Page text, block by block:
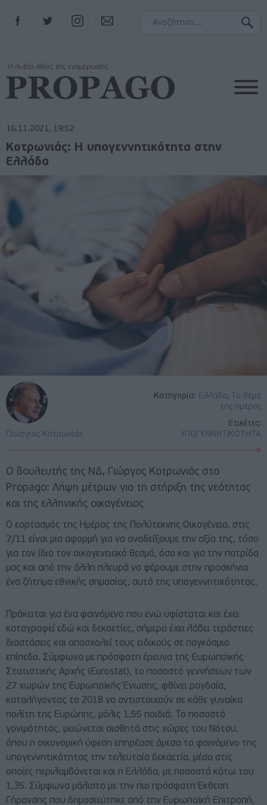
Instagram
16.11.2021, 19:52
Κατηγορία: Ελλάδα,
Το θέμα
της ημέρας
Ετικέτες:
ΥΠΟΓΕΝΝΗΤΙΚΟΤΗΤΑ
Γεώργιος Κοτρωνιάς
Κοτρωνιάς: Η υπογεννητικότητα στην
Ελλάδα
Ο βουλευτής της ΝΔ, Γιώργος Κοτρωνιάς στο
Propago: Λήψη μέτρων για τη στήριξη της νεότητας
και της ελληνικής οικογένειας
Ο εορτασμός της Ημέρας της Πολύτεκνης Οικογένεια, στις
7/11 είναι μια αφορμή για να αναδείξουμε την αξία της, τόσο
για τον ίδιο τον οικογενειακό θεσμό, όσο και για την πατρίδα
μας και από την άλλη πλευρά να φέρουμε στην προσκήνιο
ένα ζήτημα εθνικής σημασίας, αυτό της υπογεννητικότητας.
Πρόκειται για ένα φαινόμενο που ενώ υφίσταται και έχει
καταγραφεί εδώ και δεκαετίες, σήμερα έχει λάβει τεράστιες
διαστάσεις και απασχολεί τους ειδικούς σε παγκόσμιο
επίπεδο. Σύμφωνα με πρόσφατη έρευνα της Ευρωπαϊκής
Στατιστικής Αρχής (Eurostat), το ποσοστό γεννήσεων των
27 χωρών της Ευρωπαϊκής Ένωσης, φθίνει ραγδαία,
καταλήγοντας το 2018 να αντιστοιχούν σε κάθε γυναίκα
πολίτη της Ευρώπης, μόλις 1,55 παιδιά. Το ποσοστό
γονιμότητας, μειώνεται αισθητά στις χώρες του Νότου,
όπου η οικονομική ύφεση επηρέασε άμεσα το φαινόμενο της
υπογεννητικότητας την τελευταία δεκαετία, μέσα στις
οποίες περιλαμβάνεται και η Ελλάδα, με ποσοστό κάτω του
1,35. Σύμφωνα μάλιστα με την πιο πρόσφατη Έκθεση
Γήρανσης που δημοσιεύτηκε από την Ευρωπαϊκή Επιτροπή,